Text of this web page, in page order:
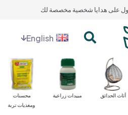
على هدايا شخصية مخصصة لك
English
محسنات
ومغذيات تربة
مبيدات زراعية أثاث الحدائق